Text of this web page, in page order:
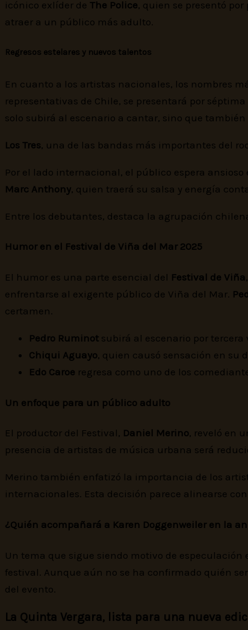
icónico exlíder de The Police, quien se presentó
atraer a un público más adulto.
Regresos estelares y nuevos talentos
En cuanto a los artistas nacionales, los nombres
representativas de Chile, se presentará por
solo subirá al escenario a cantar, sino que
Los Tres, una de las bandas más importantes del
Por el lado internacional, el público espera ansioso
Marc Anthony, quien traerá su salsa y energía
Entre los debutantes, destaca la agrupación
Humor en el Festival de Viña del Mar 2025
El humor es una parte esencial del Festival de Viña
enfrentarse al exigente público de Viña del Mar.
certamen.
Pedro Ruminot subirá al escenario por
Chiqui Aguayo, quien causó sensación en su
Edo Caroe regresa como uno de los
Un enfoque para un público adulto
El productor del Festival, Daniel Merino, reveló en
presencia de artistas de música urbana será
Merino también enfatizó la importancia de los
internacionales. Esta decisión parece alinearse
¿Quién acompañará a Karen Doggenweiler en la
Un tema que sigue siendo motivo de
festival. Aunque aún no se ha confirmado quién
del evento.
La Quinta Vergara, lista para una nueva